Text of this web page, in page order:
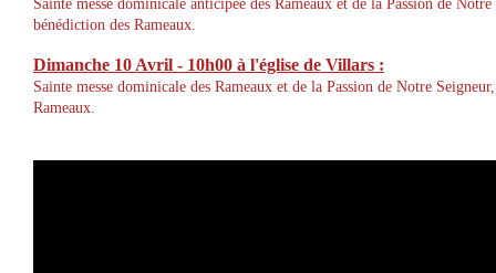
Sainte messe dominicale anticipée des Rameaux et de la Passion de
bénédiction des Rameaux.
Dimanche 10 Avril - 10h00 à l'église de Villars :
Sainte messe dominicale des Rameaux et de la Passion de Notre
Rameaux.